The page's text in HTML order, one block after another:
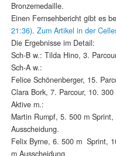
Bronzemedaille.
Einen Fernsehbericht gibt es
21:36). Zum Artikel in der
Die Ergebnisse im Detail:
Sch-B w.: Tilda Hino, 3.
Sch-A w.:
Felice Schönenberger, 15.
Clara Bork, 7. Parcour, 10.
Aktive m.:
Martin Rumpf, 5. 500 m
Ausscheidung.
Felix Byrne, 6. 500 m Sprint,
m Ausscheidung.